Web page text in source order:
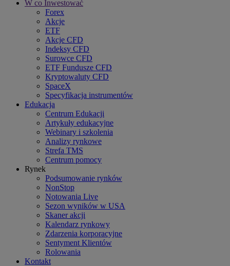
W co Inwestować
Forex
Akcje
ETF
Akcje CFD
Indeksy CFD
Surowce CFD
ETF Fundusze CFD
Kryptowaluty CFD
SpaceX
Specyfikacja instrumentów
Edukacja
Centrum Edukacji
Artykuły edukacyjne
Webinary i szkolenia
Analizy rynkowe
Strefa TMS
Centrum pomocy
Rynek
Podsumowanie rynków
NonStop
Notowania Live
Sezon wyników w USA
Skaner akcji
Kalendarz rynkowy
Zdarzenia korporacyjne
Sentyment Klientów
Rolowania
Kontakt